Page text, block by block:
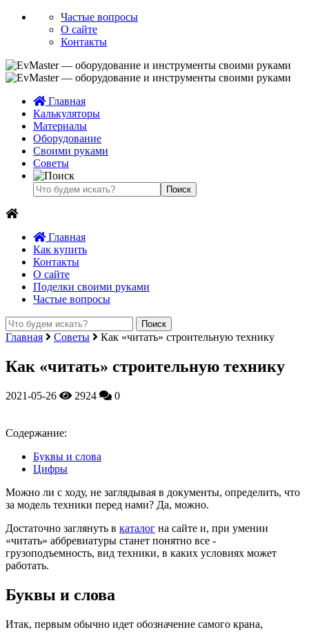
Частые вопросы
О сайте
Контакты
Главная
Калькуляторы
Материалы
Оборудование
Своими руками
Советы
Главная
Как купить
Контакты
О сайте
Поделки своими руками
Частые вопросы
Главная Советы Как «читать» строительную технику
Как «читать» строительную технику
2021-05-26 2924 0
Содержание:
Буквы и слова
Цифры
Можно ли с ходу, не заглядывая в документы, определить, что
за модель техники перед нами? Да, можно.
Достаточно заглянуть в каталог на сайте и, при умении
«читать» аббревиатуры станет понятно все -
грузоподъемность, вид техники, в каких условиях может
работать.
Буквы и слова
Итак, первым обычно идет обозначение самого крана,